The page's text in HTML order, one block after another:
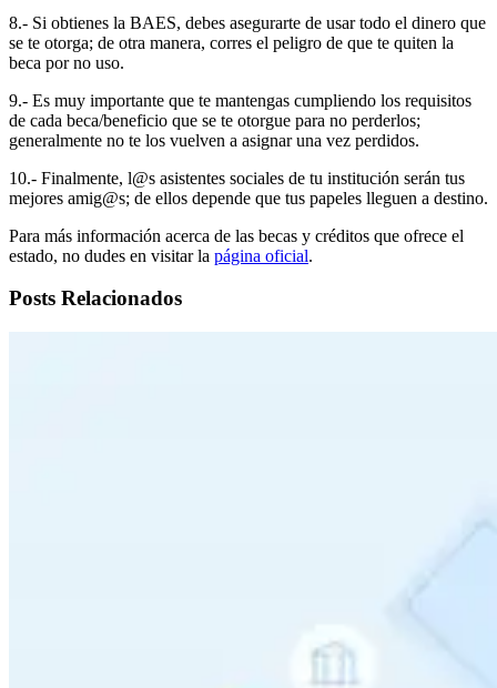
8.- Si obtienes la BAES, debes asegurarte de usar todo el dinero que
se te otorga; de otra manera, corres el peligro de que te quiten la
beca por no uso.
9.- Es muy importante que te mantengas cumpliendo los requisitos
de cada beca/beneficio que se te otorgue para no perderlos;
generalmente no te los vuelven a asignar una vez perdidos.
10.- Finalmente, l@s asistentes sociales de tu institución serán tus
mejores amig@s; de ellos depende que tus papeles lleguen a destino.
Para más información acerca de las becas y créditos que ofrece el
estado, no dudes en visitar la página oficial.
Posts Relacionados